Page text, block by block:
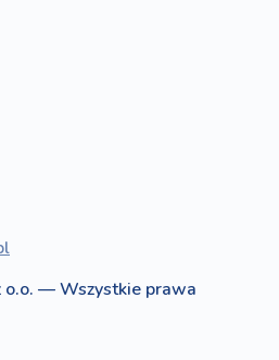
— Wszystkie prawa